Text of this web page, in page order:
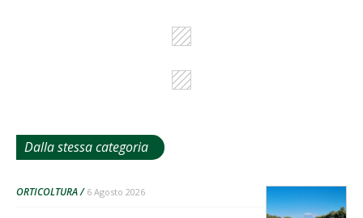
Dalla stessa categoria
ORTICOLTURA 6 Agosto 2026